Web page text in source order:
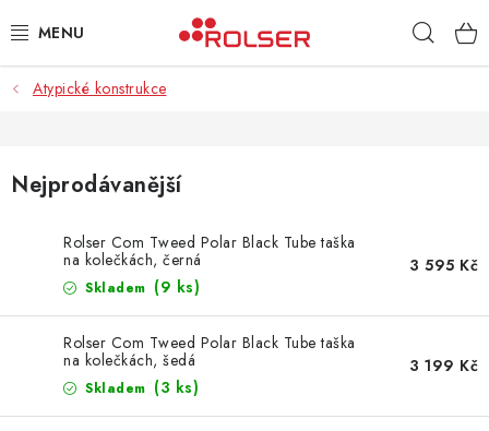
na
TAŠKY NA KOLEČKÁCH
KLASICKÉ TAŠKY
PŘÍSLUŠENSTVÍ
Kontakt Obchodní podmínky
Atypické konstrukce
Nejprodávanější
Rolser Com Tweed Polar Black Tube taška
na kolečkách, černá
Skladem (9 ks)
3 595 Kč
Rolser Com Tweed Polar Black Tube taška
na kolečkách, šedá
Skladem (3 ks)
3 199 Kč